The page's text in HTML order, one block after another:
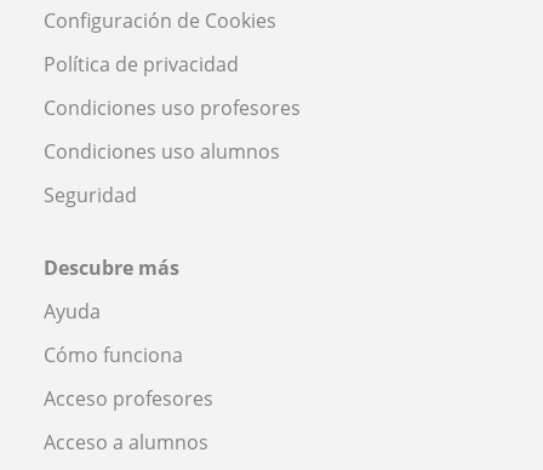
Configuración de Cookies
Política de privacidad
Condiciones uso profesores
Condiciones uso alumnos
Seguridad
Descubre más
Ayuda
Cómo funciona
Acceso profesores
Acceso a alumnos